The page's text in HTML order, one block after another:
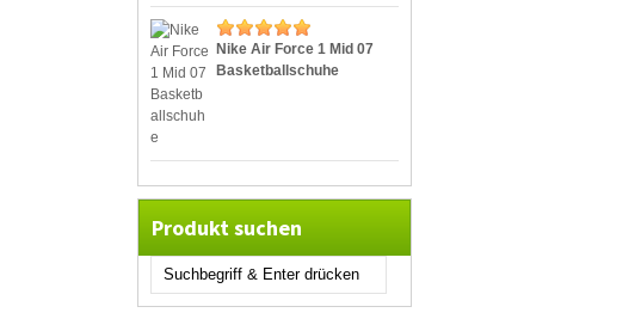
Nike Air Force 1 Mid 07
Basketballschuhe
Produkt suchen